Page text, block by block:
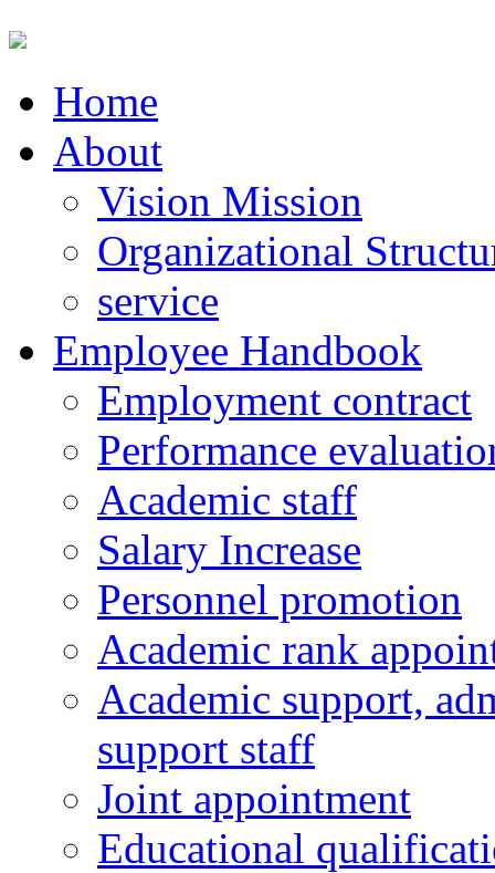
Home
About
Vision Mission
Organizational
service
Employee Handbook
Employment contract
Performance
Academic staff
Salary Increase
Personnel promotion
Academic rank
Academic support,
support staff
Joint appointment
Educational